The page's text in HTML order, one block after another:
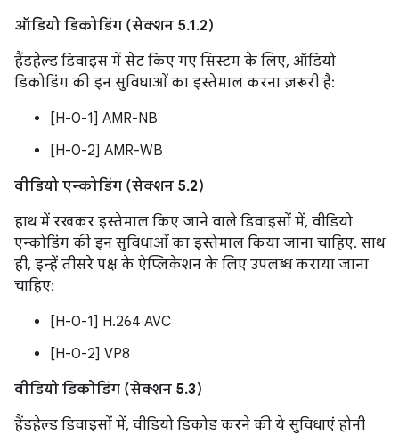
ऑडियो डिकोडिंग (सेक्शन 5.1.2)
हैंडहेल्ड डिवाइस में सेट किए गए सिस्टम के लिए, ऑडियो
डिकोडिंग की इन सुविधाओं का इस्तेमाल करना ज़रूरी है:
[H-0-1] AMR-NB
[H-0-2] AMR-WB
वीडियो एन्कोडिंग (सेक्शन 5.2)
हाथ में रखकर इस्तेमाल किए जाने वाले डिवाइसों में, वीडियो
एन्कोडिंग की इन सुविधाओं का इस्तेमाल किया जाना चाहिए. साथ
ही, इन्हें तीसरे पक्ष के ऐप्लिकेशन के लिए उपलब्ध कराया जाना
चाहिए:
[H-0-1] H.264 AVC
[H-0-2] VP8
वीडियो डिकोडिंग (सेक्शन 5.3)
हैंडहेल्ड डिवाइसों में, वीडियो डिकोड करने की ये सुविधाएं होनी